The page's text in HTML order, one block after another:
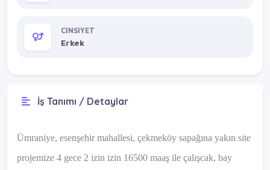
CİNSİYET
Erkek
İş Tanımı / Detaylar
Ümraniye, esenşehir mahallesi, çekmeköy sapağına yakın site
projemize 4 gece 2 izin izin 16500 maaş ile çalışcak, bay